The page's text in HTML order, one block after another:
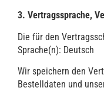
3. Ver­trags­spra­che,
Die für den
Sprache(n): Deutsch
Wir spei­chern den
Bestell­da­ten und